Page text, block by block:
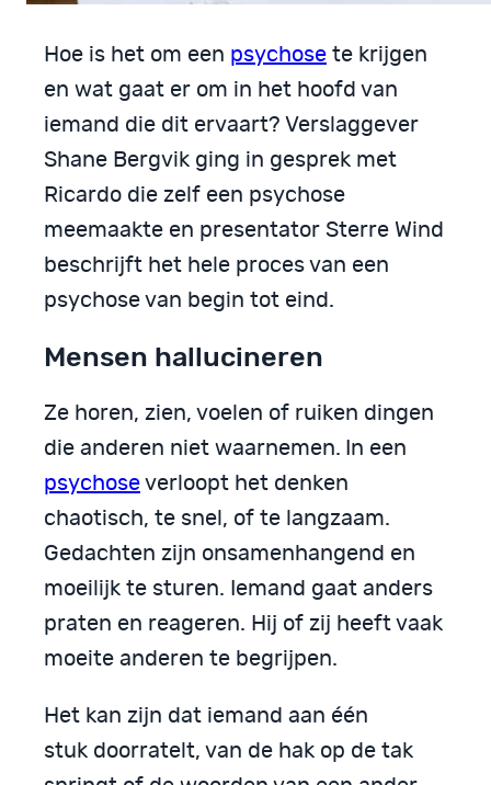
Hoe is het om een psychose te krijgen
en wat gaat er om in het hoofd van
iemand die dit ervaart? Verslaggever
Shane Bergvik ging in gesprek met
Ricardo die zelf een psychose
meemaakte en presentator Sterre Wind
beschrijft het hele proces van een
psychose van begin tot eind.
Mensen hallucineren
Ze horen, zien, voelen of ruiken dingen
die anderen niet waarnemen. In een
psychose verloopt het denken
chaotisch, te snel, of te langzaam.
Gedachten zijn onsamenhangend en
moeilijk te sturen. Iemand gaat anders
praten en reageren. Hij of zij heeft vaak
moeite anderen te begrijpen.
Het kan zijn dat iemand aan één
stuk doorratelt, van de hak op de tak